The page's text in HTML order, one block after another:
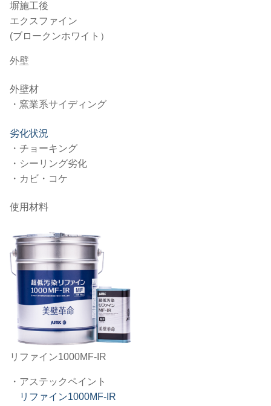
塀施工後
エクスファイン
(ブロークンホワイト）
外壁
外壁材
・窯業系サイディング
劣化状況
・チョーキング
・シーリング劣化
・カビ・コケ
使用材料
リファイン1000MF-IR
・アステックペイント
リファイン1000MF-IR